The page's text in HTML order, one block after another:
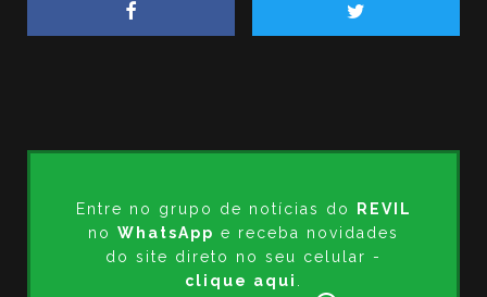
Entre no grupo de notícias do
REVIL
no WhatsApp e receba novidades
do site direto no seu celular -
clique aqui